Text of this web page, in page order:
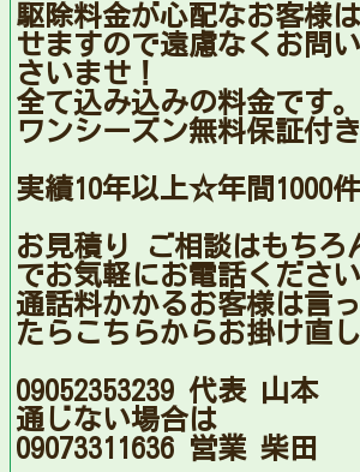
駆除料金が心配なお客様
せますので遠慮なくお問
さいませ！
全て込み込みの料金です。
ワンシーズン無料保証付き
実績10年以上☆年間1000
お見積り ご相談はもちろ
でお気軽にお電話くださ
通話料かかるお客様は言
たらこちらからお掛け直し
09052353239 代表 山本
通じない場合は
09073311636 営業 柴田